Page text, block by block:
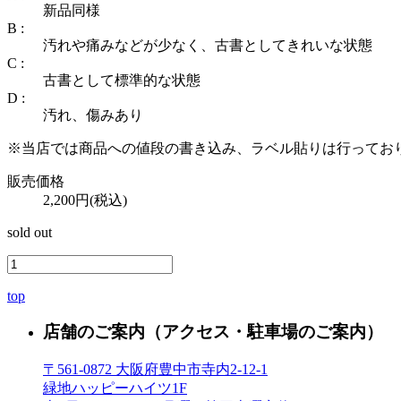
新品同様
B :
汚れや痛みなどが少なく、古書としてきれいな状態
C :
古書として標準的な状態
D :
汚れ、傷みあり
※当店では商品への値段の書き込み、ラベル貼りは行ってお
販売価格
2,200円(税込)
sold out
top
店舗のご案内 （アクセス・駐車場のご案内）
〒561-0872 大阪府豊中市寺内2-12-1
緑地ハッピーハイツ1F